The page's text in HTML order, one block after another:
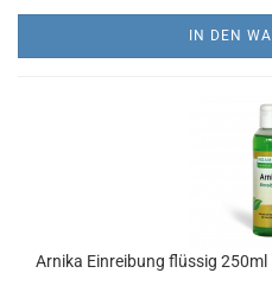
IN DEN
Arnika Einreibung flüssig 250ml